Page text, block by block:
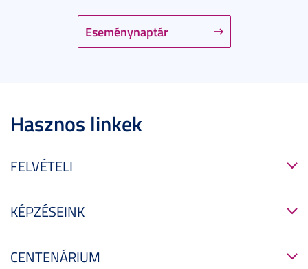
Eseménynaptár
Hasznos linkek
FELVÉTELI
KÉPZÉSEINK
CENTENÁRIUM